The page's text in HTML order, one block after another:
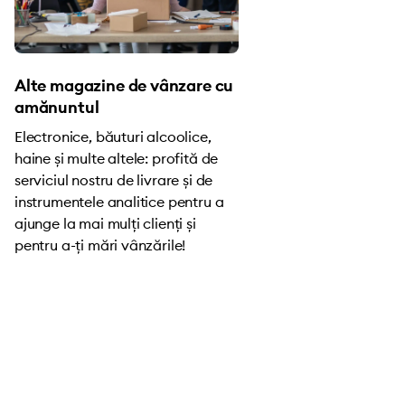
Alte magazine de vânzare cu
amănuntul
Electronice, băuturi alcoolice,
haine și multe altele: profită de
serviciul nostru de livrare și de
instrumentele analitice pentru a
ajunge la mai mulți clienți și
pentru a-ți mări vânzările!